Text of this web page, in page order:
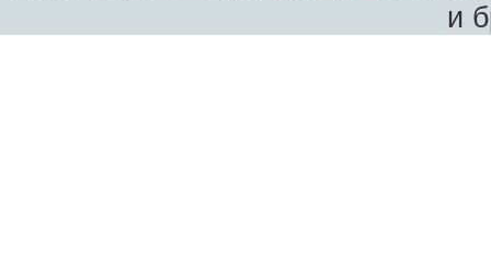
и